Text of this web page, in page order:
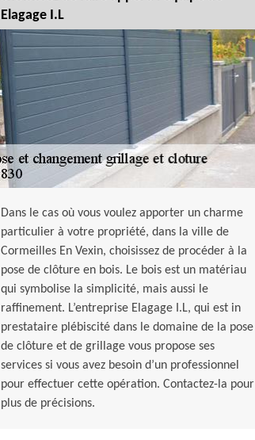
Elagage I.L
Dans le cas où vous voulez apporter un charme
particulier à votre propriété, dans la ville de
Cormeilles En Vexin, choisissez de procéder à la
pose de clôture en bois. Le bois est un matériau
qui symbolise la simplicité, mais aussi le
raffinement. L’entreprise Elagage I.L, qui est in
prestataire plébiscité dans le domaine de la pose
de clôture et de grillage vous propose ses
services si vous avez besoin d’un professionnel
pour effectuer cette opération. Contactez-la pour
plus de précisions.